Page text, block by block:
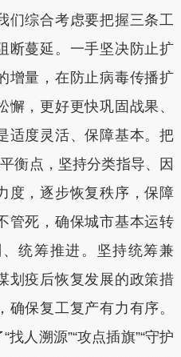
们综合考虑要把握三条工
断蔓延。一手坚决防止扩
增量，在防止病毒传播扩
，更好更快巩固战果、
适度灵活、保障基本。把
衡点，坚持分类指导、因
度，逐步恢复秩序，保障
管死，确保城市基本运转
统筹推进。坚持统筹兼
划疫后恢复发展的政策措
保复工复产有力有序。
人溯源”“攻点插旗”“守护